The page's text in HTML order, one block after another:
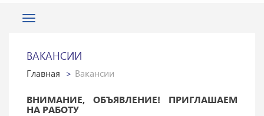
Toggle
ВАКАНСИИ
Главная Вакансии
ВНИМАНИЕ, ОБЪЯВЛЕНИЕ! ПРИГЛАШАЕМ
НА РАБОТУ